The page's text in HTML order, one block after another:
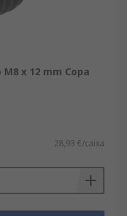
x 12 mm Copa
28,93 €/caixa